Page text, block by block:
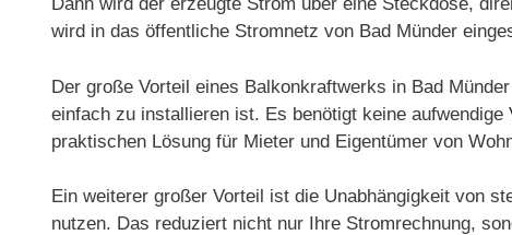
wird in das öffentliche Stromnetz von Bad Münder
Der große Vorteil eines Balkonkraftwerks in Bad
einfach zu installieren ist. Es benötigt keine
praktischen Lösung für Mieter und Eigentümer von
Ein weiterer großer Vorteil ist die Unabhängigkeit von
nutzen. Das reduziert nicht nur Ihre Stromrechnung,